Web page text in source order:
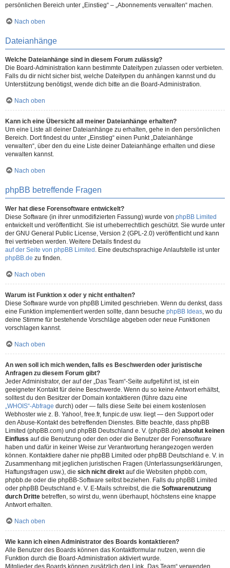
persönlichen Bereich unter „Einstieg“ – „Abonnements verwalten“ machen.
Nach oben
Dateianhänge
Welche Dateianhänge sind in diesem Forum zulässig?
Die Board-Administration kann bestimmte Dateitypen zulassen oder verbieten.
Falls du dir nicht sicher bist, welche Dateitypen du anhängen kannst und du
Unterstützung benötigst, wende dich bitte an die Board-Administration.
Nach oben
Kann ich eine Übersicht all meiner Dateianhänge erhalten?
Um eine Liste all deiner Dateianhänge zu erhalten, gehe in den persönlichen
Bereich. Dort findest du unter „Einstieg“ einen Punkt „Dateianhänge
verwalten“, über den du eine Liste deiner Dateianhänge erhalten und diese
verwalten kannst.
Nach oben
phpBB betreffende Fragen
Wer hat diese Forensoftware entwickelt?
Diese Software (in ihrer unmodifizierten Fassung) wurde von phpBB Limited
entwickelt und veröffentlicht. Sie ist urheberrechtlich geschützt. Sie wurde unter
der GNU General Public License, Version 2 (GPL-2.0) veröffentlicht und kann
frei vertrieben werden. Weitere Details findest du
auf der Seite von phpBB Limited . Eine deutschsprachige Anlaufstelle ist unter
phpBB.de zu finden.
Nach oben
Warum ist Funktion x oder y nicht enthalten?
Diese Software wurde von phpBB Limited geschrieben. Wenn du denkst, dass
eine Funktion implementiert werden sollte, dann besuche phpBB Ideas, wo du
deine Stimme für bestehende Vorschläge abgeben oder neue Funktionen
vorschlagen kannst.
Nach oben
An wen soll ich mich wenden, falls es Beschwerden oder juristische
Anfragen zu diesem Forum gibt?
Jeder Administrator, der auf der „Das Team“-Seite aufgeführt ist, ist ein
geeigneter Kontakt für deine Beschwerde. Wenn du so keine Antwort erhältst,
solltest du den Besitzer der Domain kontaktieren (führe dazu eine
„WHOIS“-Abfrage durch) oder — falls diese Seite bei einem kostenlosen
Webhoster wie z. B. Yahoo!, free.fr, funpic.de usw. liegt — den Support oder
den Abuse-Kontakt des betreffenden Dienstes. Bitte beachte, dass phpBB
Limited (phpBB.com) und phpBB Deutschland e. V. (phpBB.de) absolut keinen
Einfluss auf die Benutzung oder den oder die Benutzer der Forensoftware
haben und dafür in keiner Weise zur Verantwortung herangezogen werden
können. Kontaktiere daher nie phpBB Limited oder phpBB Deutschland e. V. in
Zusammenhang mit jeglichen juristischen Fragen (Unterlassungserklärungen,
Haftungsfragen usw.), die sich nicht direkt auf die Websiten phpbb.com,
phpbb.de oder die phpBB-Software selbst beziehen. Falls du phpBB Limited
oder phpBB Deutschland e. V. E-Mails schreibst, die die Softwarenutzung
durch Dritte betreffen, so wirst du, wenn überhaupt, höchstens eine knappe
Antwort erhalten.
Nach oben
Wie kann ich einen Administrator des Boards kontaktieren?
Alle Benutzer des Boards können das Kontaktformular nutzen, wenn die
Funktion durch die Board-Administration aktiviert wurde.
Mitglieder des Boards können zusätzlich den Link „Das Team“ verwenden.